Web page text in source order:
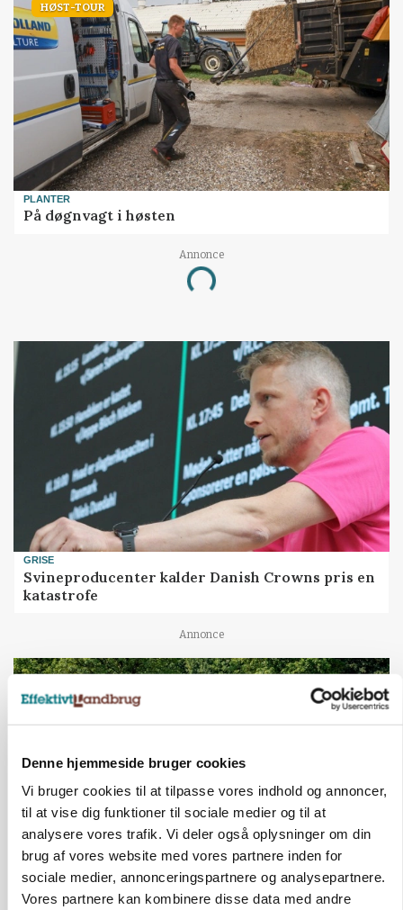
Denne hjemmeside bruger cookies
Vi bruger cookies til at tilpasse vores indhold og annoncer,
til at vise dig funktioner til sociale medier og til at
analysere vores trafik. Vi deler også oplysninger om din
brug af vores website med vores partnere inden for
sociale medier, annonceringspartnere og analysepartnere.
Vores partnere kan kombinere disse data med andre
HØST-TOUR
PLANTER
På døgnvagt i høsten
Annonce
Loading...
GRISE
Svineproducenter kalder Danish Crowns pris en
katastrofe
Annonce
MASKINER
Forserie til selvkørende skårlægger afprøves i år